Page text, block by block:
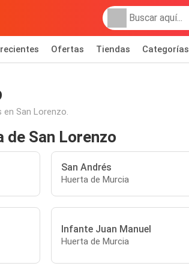
Ofertas Tiendas Categorías
San Lorenzo.
de San Lorenzo
San Andrés
Huerta de Murcia
Infante Juan Manuel
Huerta de Murcia